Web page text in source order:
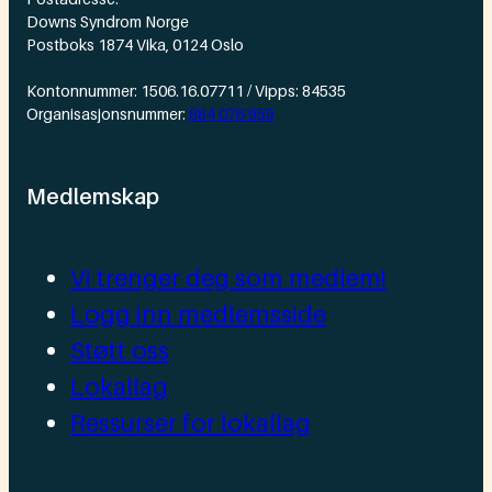
Downs Syndrom Norge
Postboks 1874 Vika, 0124 Oslo
Kontonnummer: 1506.16.07711 / Vipps: 84535
Organisasjonsnummer: 984 076 959
Medlemskap
Vi trenger deg som medlem!
Logg inn medlemsside
Støtt oss
Lokallag
Ressurser for lokallag